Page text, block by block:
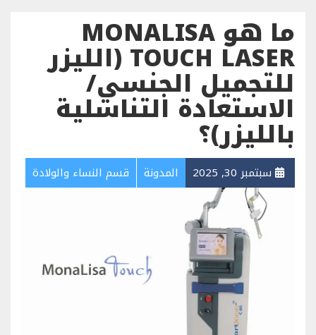
ما هو MONALISA
TOUCH LASER (الليزر
للتجميل الجنسي/
الاستعادة التناسلية
بالليزر)؟
سبتمبر 30, 2025 المدونة قسم النساء والولادة